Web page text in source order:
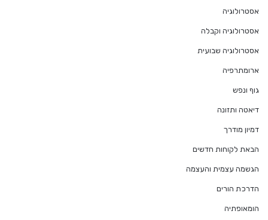
אסטרולוגיה
אסטרולוגיה וקבלה
אסטרולוגיה שבועית
ארומתרפיה
גוף ונפש
דיאטה ותזונה
דמיון מודרך
הבאת לקוחות חדשים
הגשמה עצמית והעצמה
הדרכת הורים
הומאופתיה